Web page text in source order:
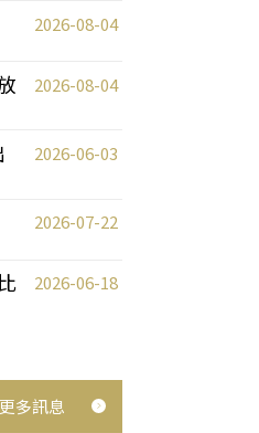
2026-08-04
2026-08-04
2026-06-03
2026-07-22
2026-06-18
更多訊息